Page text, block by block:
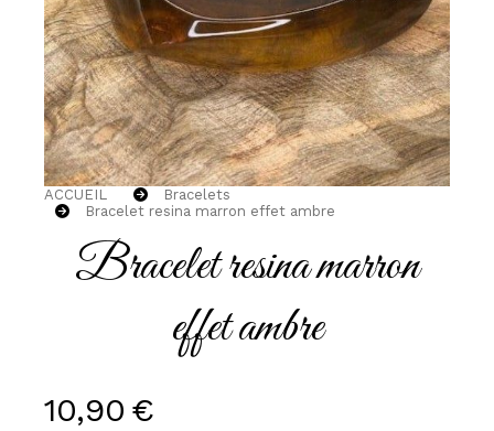
ACCUEIL
Bracelets
Bracelet resina marron effet ambre
Bracelet resina marron
effet ambre
10,90 €